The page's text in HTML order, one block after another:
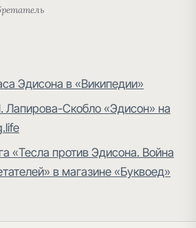
Эдисона в «Википедии»
Лапирова-Скобло «Эдисон» на
«Тесла против Эдисона. Война
в магазине «Буквоед»